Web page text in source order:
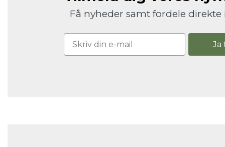
Få nyheder samt fordele
Ja